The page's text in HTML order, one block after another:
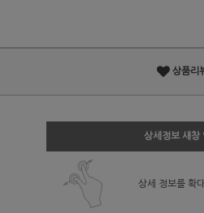
상품리
상세정보 새창
상세 정보를 확